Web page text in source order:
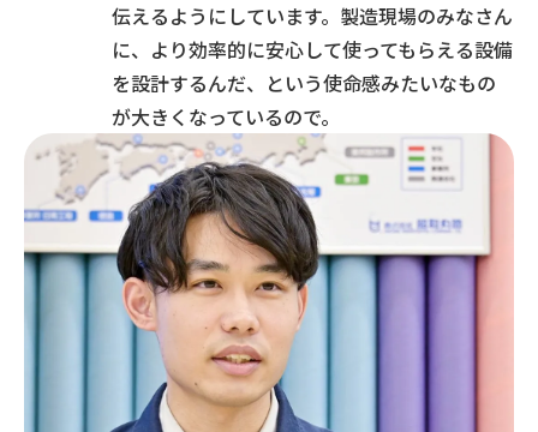
伝えるようにしています。製造現場のみなさん
に、より効率的に安心して使ってもらえる設備
を設計するんだ、という使命感みたいなもの
が大きくなっているので。